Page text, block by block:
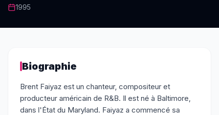
1995
Biographie
Brent Faiyaz est un chanteur, compositeur et
producteur américain de R&B. Il est né à Baltimore,
dans l'État du Maryland. Faiyaz a commencé sa